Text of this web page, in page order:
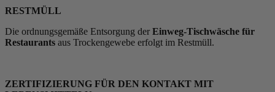
RESTMÜLL
Die ordnungsgemäße Entsorgung der Einweg-Tischwäsche für
Restaurants aus Trockengewebe erfolgt im Restmüll.
ZERTIFIZIERUNG FÜR DEN KONTAKT MIT